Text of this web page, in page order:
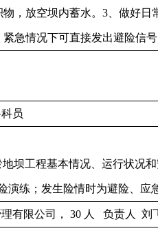
，放空坝内蓄水。3、做好
急情况下可直接发出避险信
员
坝工程基本情况、运行状况
练；发生险情时为避险、应
有限公司， 30 人 负责人 刘